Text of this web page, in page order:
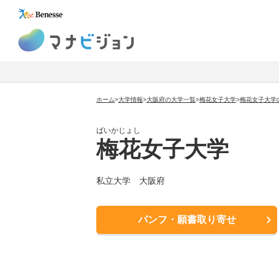
ホーム>大学情報>大阪府の大学一覧>梅花女子大学>梅花女子大学
ばいかじょし
梅花女子大学
私立大学 大阪府
パンフ・願書取り寄せ